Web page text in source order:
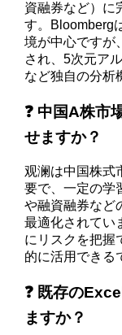
資融券など）に
す。Bloomberg
境が中心ですが
され、5次元ア
など独自の分析
❓ 中国A株市
せますか？
观澜は中国株式
要で、一定の学
や融資融券など
最適化されてい
にリスクを把握
的に活用できる
❓ 既存の
ますか？